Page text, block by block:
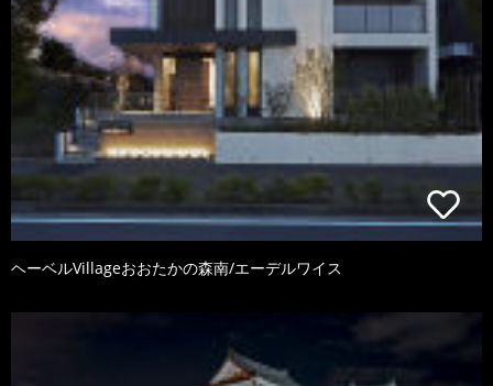
ヘーベルVillageおおたかの森南/エーデルワイス